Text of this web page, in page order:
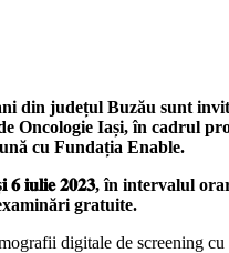
din județul Buzău sunt
Oncologie Iași, în cadrul
cu Fundația Enable.
𝐢𝐮𝐥𝐢𝐞 𝟐𝟎𝟐𝟑, în intervalul
gratuite.
digitale de screening